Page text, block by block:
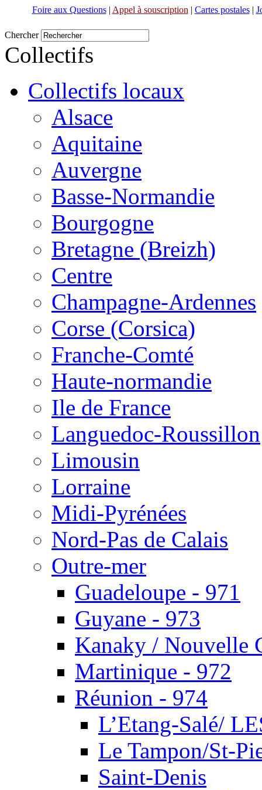
Foire aux Questions| Appel à souscription | Cartes postales|
Chercher
Collectifs
Collectifs locaux
Alsace
Aquitaine
Auvergne
Basse-Normandie
Bourgogne
Bretagne (Breizh)
Centre
Champagne-Ardennes
Corse (Corsica)
Franche-Comté
Haute-normandie
Ile de France
Languedoc-Roussillon
Limousin
Lorraine
Midi-Pyrénées
Nord-Pas de Calais
Outre-mer
Guadeloupe - 971
Guyane - 973
Kanaky / Nouvelle
Martinique - 972
Réunion - 974
L’Etang-Salé/
Le Tampon/St-
Saint-Denis